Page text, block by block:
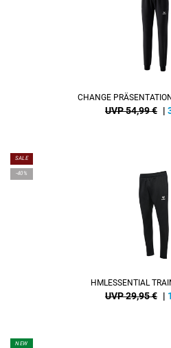
CHANGE
UVP 54,99 € |
SALE
-40%
HMLESSENTIAL
UVP 29,95 € |
NEW